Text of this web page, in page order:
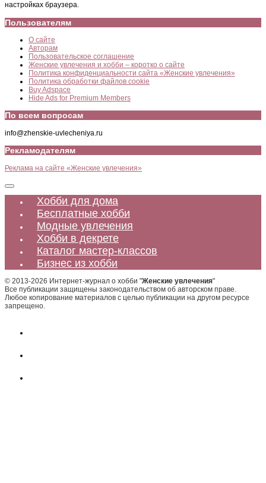
настройках браузера.
Пользователям
О сайте
Авторам
Пользовательское соглашение
Женские увлечения и хобби – коротко о сайте
Политика конфиденциальности сайта «Женские увлечения»
Политика обработки файлов cookie
Buy Adspace
Hide Ads for Premium Members
По всем вопросам
info@zhenskie-uvlecheniya.ru
Рекламодателям
Реклама на сайте «Женские увлечения»
Хобби для дома
Бесплатные хобби
Модные увлечения
Хобби в декрете
Каталог мастер-классов
Бизнес из хобби
© 2013-2026 Интернет-журнал о хобби "Женские увлечения"
Все публикации защищены законодательством об авторском праве.
Любое копирование материалов с целью публикации на другом ресурсе
запрещено.